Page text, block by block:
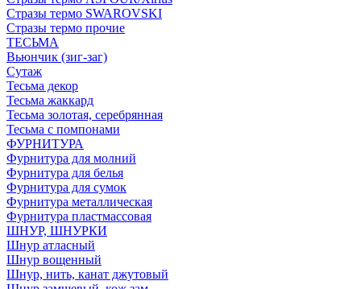
Стразы термо SWAROVSKI
Стразы термо прочие
ТЕСЬМА
Вьюнчик (зиг-заг)
Сутаж
Тесьма декор
Тесьма жаккард
Тесьма золотая, серебрянная
Тесьма с помпонами
ФУРНИТУРА
Фурнитура для молний
Фурнитура для белья
Фурнитура для сумок
Фурнитура металлическая
Фурнитура пластмассовая
ШНУР, ШНУРКИ
Шнур атласный
Шнур вощенный
Шнур, нить, канат джутовый